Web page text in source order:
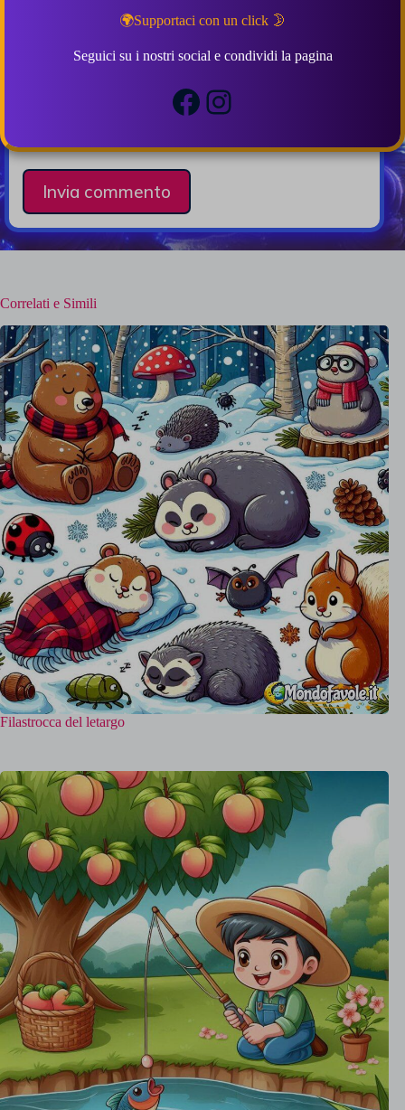
🌍Supportaci con un click 🌛
Seguici su i nostri social e condividi la pagina
Facebook
Instagram
Invia commento
Correlati e Simili
Filastrocca del letargo